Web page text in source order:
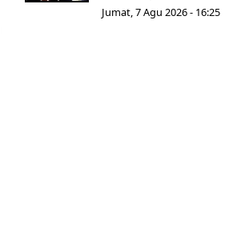
Jumat, 7 Agu 2026 - 16:25